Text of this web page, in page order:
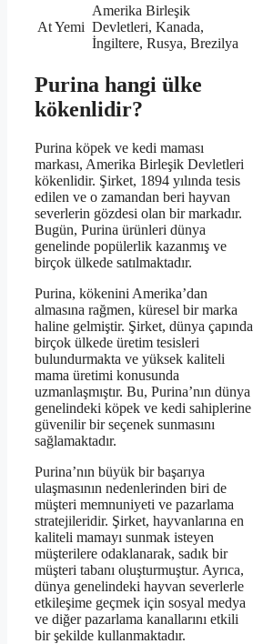
At Yemi
Amerika Birleşik
Devletleri, Kanada,
İngiltere, Rusya, Brezilya
Purina hangi ülke
kökenlidir?
Purina köpek ve kedi maması
markası, Amerika Birleşik Devletleri
kökenlidir. Şirket, 1894 yılında tesis
edilen ve o zamandan beri hayvan
severlerin gözdesi olan bir markadır.
Bugün, Purina ürünleri dünya
genelinde popülerlik kazanmış ve
birçok ülkede satılmaktadır.
Purina, kökenini Amerika’dan
almasına rağmen, küresel bir marka
haline gelmiştir. Şirket, dünya çapında
birçok ülkede üretim tesisleri
bulundurmakta ve yüksek kaliteli
mama üretimi konusunda
uzmanlaşmıştır. Bu, Purina’nın dünya
genelindeki köpek ve kedi sahiplerine
güvenilir bir seçenek sunmasını
sağlamaktadır.
Purina’nın büyük bir başarıya
ulaşmasının nedenlerinden biri de
müşteri memnuniyeti ve pazarlama
stratejileridir. Şirket, hayvanlarına en
kaliteli mamayı sunmak isteyen
müşterilere odaklanarak, sadık bir
müşteri tabanı oluşturmuştur. Ayrıca,
dünya genelindeki hayvan severlerle
etkileşime geçmek için sosyal medya
ve diğer pazarlama kanallarını etkili
bir şekilde kullanmaktadır.